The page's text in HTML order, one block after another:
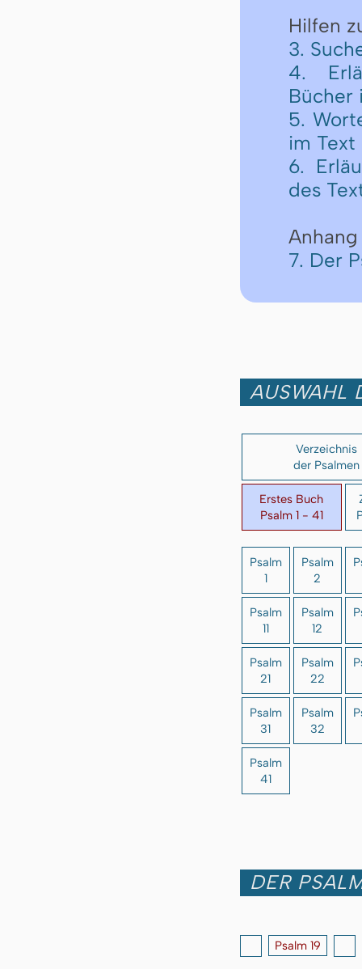
Hilfen
3.
4.
Bücher
5.
im Text
6.
des
Anhang
7. Der
AUSWAHL
Verzeichnis
der Psalmen
Erstes Buch
Psalm 1 - 41
Psalm
1
Psalm
2
Psalm
11
Psalm
12
Psalm
21
Psalm
22
Psalm
31
Psalm
32
Psalm
41
DER
Psalm 19